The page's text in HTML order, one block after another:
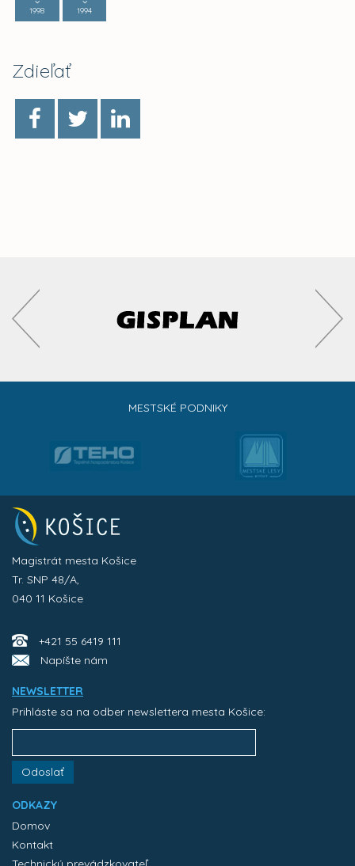
1998
1994
Zdieľať
MESTSKÉ PODNIKY
Magistrát mesta Košice
Tr. SNP 48/A,
040 11 Košice
+421 55 6419 111
Napíšte nám
NEWSLETTER
Prihláste sa na odber newslettera mesta Košice:
Odoslať
ODKAZY
Domov
Kontakt